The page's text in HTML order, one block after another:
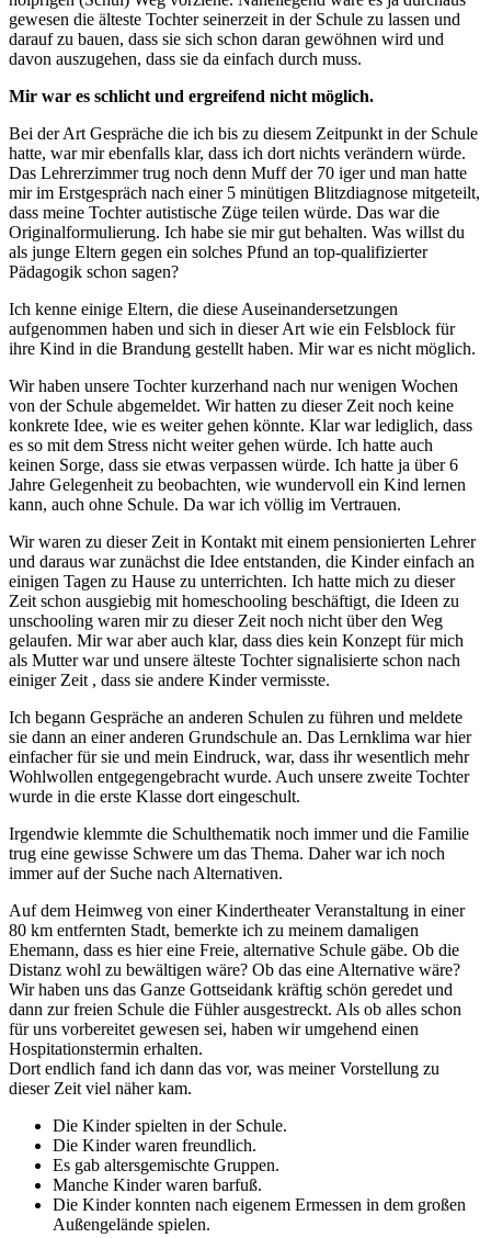
gewesen die älteste Tochter seinerzeit in der Schule zu lassen und
darauf zu bauen, dass sie sich schon daran gewöhnen wird und
davon auszugehen, dass sie da einfach durch muss.
Mir war es schlicht und ergreifend nicht möglich.
Bei der Art Gespräche die ich bis zu diesem Zeitpunkt in der Schule
hatte, war mir ebenfalls klar, dass ich dort nichts verändern würde.
Das Lehrerzimmer trug noch denn Muff der 70 iger und man hatte
mir im Erstgespräch nach einer 5 minütigen Blitzdiagnose mitgeteilt,
dass meine Tochter autistische Züge teilen würde. Das war die
Originalformulierung. Ich habe sie mir gut behalten. Was willst du
als junge Eltern gegen ein solches Pfund an top-qualifizierter
Pädagogik schon sagen?
Ich kenne einige Eltern, die diese Auseinandersetzungen
aufgenommen haben und sich in dieser Art wie ein Felsblock für
ihre Kind in die Brandung gestellt haben. Mir war es nicht möglich.
Wir haben unsere Tochter kurzerhand nach nur wenigen Wochen
von der Schule abgemeldet. Wir hatten zu dieser Zeit noch keine
konkrete Idee, wie es weiter gehen könnte. Klar war lediglich, dass
es so mit dem Stress nicht weiter gehen würde. Ich hatte auch
keinen Sorge, dass sie etwas verpassen würde. Ich hatte ja über 6
Jahre Gelegenheit zu beobachten, wie wundervoll ein Kind lernen
kann, auch ohne Schule. Da war ich völlig im Vertrauen.
Wir waren zu dieser Zeit in Kontakt mit einem pensionierten Lehrer
und daraus war zunächst die Idee entstanden, die Kinder einfach an
einigen Tagen zu Hause zu unterrichten. Ich hatte mich zu dieser
Zeit schon ausgiebig mit homeschooling beschäftigt, die Ideen zu
unschooling waren mir zu dieser Zeit noch nicht über den Weg
gelaufen. Mir war aber auch klar, dass dies kein Konzept für mich
als Mutter war und unsere älteste Tochter signalisierte schon nach
einiger Zeit , dass sie andere Kinder vermisste.
Ich begann Gespräche an anderen Schulen zu führen und meldete
sie dann an einer anderen Grundschule an. Das Lernklima war hier
einfacher für sie und mein Eindruck, war, dass ihr wesentlich mehr
Wohlwollen entgegengebracht wurde. Auch unsere zweite Tochter
wurde in die erste Klasse dort eingeschult.
Irgendwie klemmte die Schulthematik noch immer und die Familie
trug eine gewisse Schwere um das Thema. Daher war ich noch
immer auf der Suche nach Alternativen.
Auf dem Heimweg von einer Kindertheater Veranstaltung in einer
80 km entfernten Stadt, bemerkte ich zu meinem damaligen
Ehemann, dass es hier eine Freie, alternative Schule gäbe. Ob die
Distanz wohl zu bewältigen wäre? Ob das eine Alternative wäre?
Wir haben uns das Ganze Gottseidank kräftig schön geredet und
dann zur freien Schule die Fühler ausgestreckt. Als ob alles schon
für uns vorbereitet gewesen sei, haben wir umgehend einen
Hospitationstermin erhalten.
Dort endlich fand ich dann das vor, was meiner Vorstellung zu
dieser Zeit viel näher kam.
Die Kinder spielten in der Schule.
Die Kinder waren freundlich.
Es gab altersgemischte Gruppen.
Manche Kinder waren barfuß.
Die Kinder konnten nach eigenem Ermessen in dem großen
Außengelände spielen.